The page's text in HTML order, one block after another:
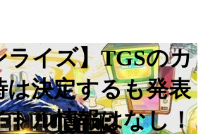
ライズ】TGSのカ
は決定するも発表
トル情報はなし！